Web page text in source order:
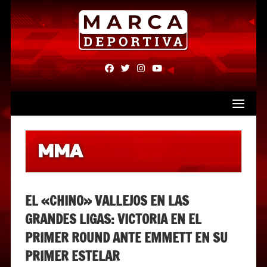
Skip
content
fab
fa-
fab
fa-
fab fab
MMA
EL «CHINO» VALLEJOS EN LAS
GRANDES LIGAS: VICTORIA EN EL
PRIMER ROUND ANTE EMMETT EN SU
PRIMER ESTELAR